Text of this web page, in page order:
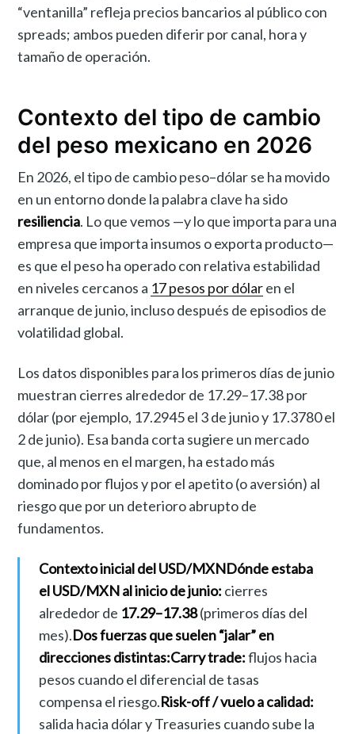
“ventanilla” refleja precios bancarios al público con
spreads; ambos pueden diferir por canal, hora y
tamaño de operación.
Contexto del tipo de cambio
del peso mexicano en 2026
En 2026, el tipo de cambio peso–dólar se ha movido
en un entorno donde la palabra clave ha sido
resiliencia. Lo que vemos —y lo que importa para una
empresa que importa insumos o exporta producto—
es que el peso ha operado con relativa estabilidad
en niveles cercanos a 17 pesos por dólaren el
arranque de junio, incluso después de episodios de
volatilidad global.
Los datos disponibles para los primeros días de junio
muestran cierres alrededor de 17.29–17.38 por
dólar (por ejemplo, 17.2945 el 3 de junio y 17.3780 el
2 de junio). Esa banda corta sugiere un mercado
que, al menos en el margen, ha estado más
dominado por flujos y por el apetito (o aversión) al
riesgo que por un deterioro abrupto de
fundamentos.
Contexto inicial del USD/MXNDónde estaba
el USD/MXN al inicio de junio: cierres
alrededor de 17.29–17.38(primeros días del
mes).Dos fuerzas que suelen “jalar” en
direcciones distintas:Carry trade:flujos hacia
pesos cuando el diferencial de tasas
compensa el riesgo.Risk-off / vuelo a calidad:
salida hacia dólar y Treasuries cuando sube la